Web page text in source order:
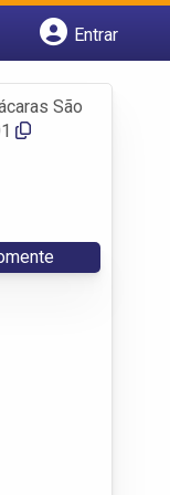
Entrar
São